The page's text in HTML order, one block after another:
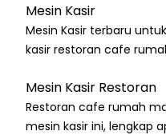
Mesin Kasir
Mesin Kasir terbaru
kasir restoran cafe
Mesin Kasir Restoran
Restoran cafe rumah
mesin kasir ini, lengkap